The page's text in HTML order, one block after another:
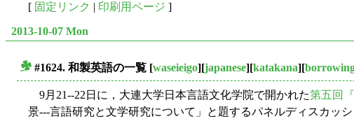
[ 固定リンク | 印刷用ページ ]
2013-10-07 Mon
#1624. 和製英語の一覧 [waseieigo][japanese][katakana][
9月21--22日に，大連大学日本言語文化学院で開かれた第五回
景---言語研究と文学研究について」と題するパネルディスカッ